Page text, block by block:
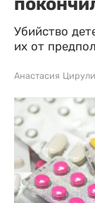
Убийство
их от
Анастасия